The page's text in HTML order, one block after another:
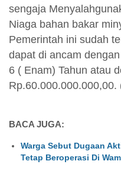
sengaja
Niaga bahan bakar
Pemerintah ini sudah
dapat di ancam
6 ( Enam) Tahun atau
BACA JUGA:
Warga Sebut Dugaan
Tetap Beroperasi Di